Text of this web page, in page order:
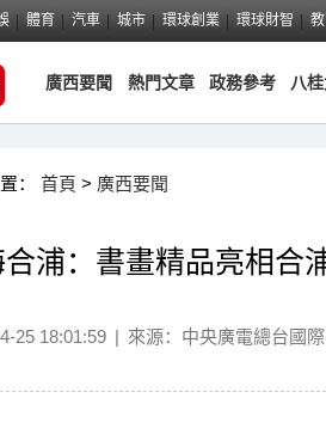
體育 汽車 城市 環球創業 環球財智
廣西要聞 熱門文章 政務參考 八
： 首頁 > 廣西要聞
合浦：書畫精品亮相合
25 18:01:59 | 來源：中央廣電總台國